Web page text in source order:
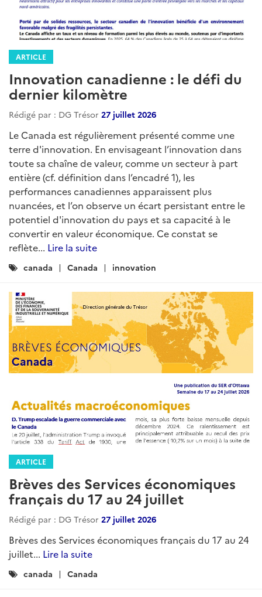
ARTICLE
Innovation canadienne : le défi du
dernier kilomètre
Rédigé par : DG Trésor 27 juillet 2026
Le Canada est régulièrement présenté comme une
terre d'innovation. En envisageant l’innovation dans
toute sa chaîne de valeur, comme un secteur à part
entière (cf. définition dans l’encadré 1), les
performances canadiennes apparaissent plus
nuancées, et l’on observe un écart persistant entre le
potentiel d'innovation du pays et sa capacité à le
convertir en valeur économique. Ce constat se
reflète... Lire la suite
Catégories
canada Canada innovation
ARTICLE
Brèves des Services économiques
français du 17 au 24 juillet
Rédigé par : DG Trésor 27 juillet 2026
Brèves des Services économiques français du 17 au 24
juillet... Lire la suite
Catégories
canada Canada